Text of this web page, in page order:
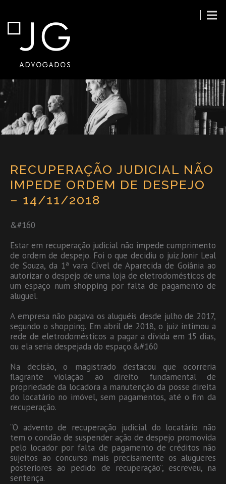
RECUPERAÇÃO JUDICIAL NÃO
IMPEDE ORDEM DE DESPEJO
– 14/11/2018
&#160
Estar em recuperação judicial não impede cumprimento
de ordem de despejo. Foi o que decidiu o juiz Jonir Leal
de Souza, da 1ª vara Cível de Aparecida de Goiânia ao
autorizar o despejo de uma loja de eletrodomésticos de
um espaço num shopping por falta de pagamento de
aluguel.
A empresa não pagava os aluguéis desde julho de 2017,
segundo o shopping. Em abril de 2018, o juiz intimou a
rede de eletrodomésticos a pagar a dívida em 15 dias,
ou ela seria despejada do espaço.&#160
Na decisão, o magistrado destacou que ocorreria
flagrante violação ao direito fundamental de
propriedade da locadora a manutenção da posse direita
do locatário no imóvel, sem pagamentos, até o fim da
recuperação.
“O advento de recuperação judicial do locatário não
tem o condão de suspender ação de despejo promovida
pelo locador por falta de pagamento de créditos não
sujeitos ao concurso mais precisamente os alugueres
posteriores ao pedido de recuperação”, escreveu, na
sentença.